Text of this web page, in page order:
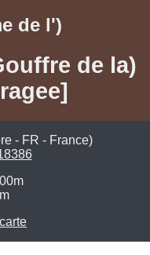
de l')
de la)
- FR - France)
carte